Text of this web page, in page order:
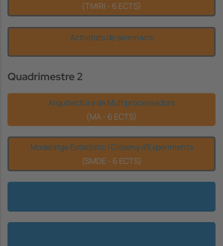
(TMIRI - 6 ECTS)
Activitats de seminaris
Quadrimestre 2
Arquitectura de Multiprocessadors
(MA - 6 ECTS)
Modelatge Estadístic i Disseny d'Experiments
(SMDE - 6 ECTS)